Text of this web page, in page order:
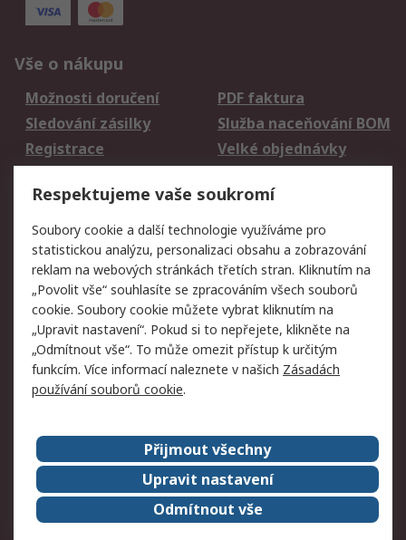
Vše o nákupu
Možnosti doručení
PDF faktura
Sledování zásilky
Služba naceňování BOM
Registrace
Velké objednávky
Právní
Autorská práva
Obchodní podmínky
společnosti RS
Prohlášení o ochraně
údajů
Zabezpečení
elektronické pošty
Zásady pro soubory
cookie
Zásady ochrany
osobních údajů
Kontakt
O naší společnosti
RS Group
Kariéra
Ocenění
ESG
Respektujeme vaše soukromí
Soubory cookie a další technologie využíváme pro
statistickou analýzu, personalizaci obsahu a zobrazování
reklam na webových stránkách třetích stran. Kliknutím na
„Povolit vše“ souhlasíte se zpracováním všech souborů
cookie. Soubory cookie můžete vybrat kliknutím na
„Upravit nastavení“. Pokud si to nepřejete, klikněte na
„Odmítnout vše“. To může omezit přístup k určitým
funkcím. Více informací naleznete v našich Zásadách
používání souborů cookie.
Přijmout všechny
Upravit nastavení
Odmítnout vše